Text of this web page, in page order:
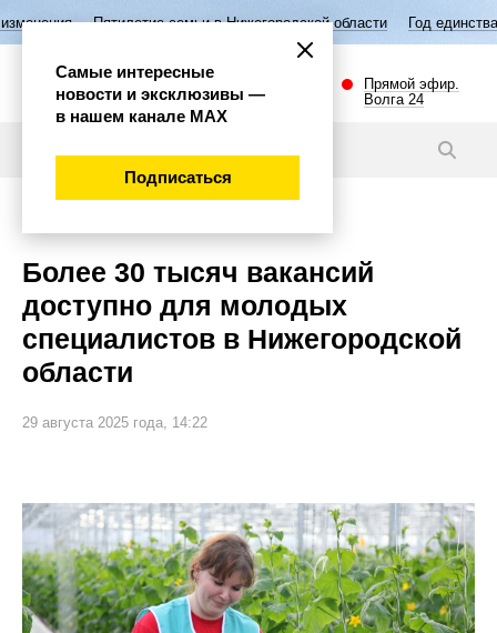
семьи в Нижегородской области Год единства народов России
Прямой эфир.
Волга 24
Более 30 тысяч вакансий
доступно для молодых
специалистов в Нижегородской
области
29 августа 2025 года, 14:22
Самые интересные
новости и эксклюзивы —
в нашем канале МАХ
Подписаться